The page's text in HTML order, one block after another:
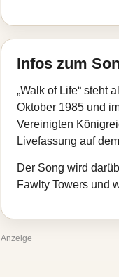
Infos zum
„Walk of Life“ steht
Oktober 1985 und
Vereinigten
Livefassung auf
Der Song wird
Fawlty Towers und
Anzeige